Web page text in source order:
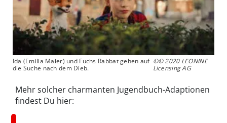
Ida (Emilia Maier) und Fuchs Rabbat gehen auf
die Suche nach dem Dieb.
©© 2020 LEONINE
Licensing AG
Mehr solcher charmanten Jugendbuch-Adaptionen
findest Du hier: